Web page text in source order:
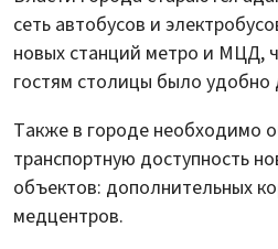
сеть автобусов и
новых станций метро и МЦД,
гостям столицы было удобно
Также в городе необходимо
транспортную доступность
объектов: дополнительных
медцентров.